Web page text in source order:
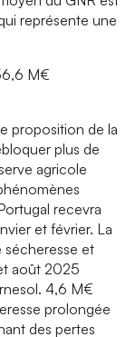
représente une
M€
proposition de la
plus de
agricole
recevra
et février. La
sécheresse et
août 2025
4,6 M€
prolongée
des pertes